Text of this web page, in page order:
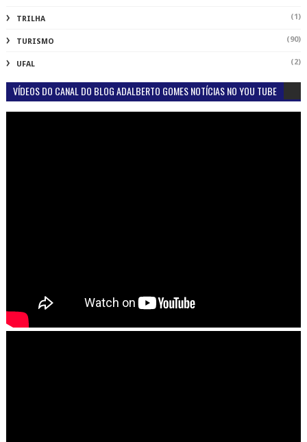
TRILHA (1)
TURISMO (90)
UFAL (2)
VÍDEOS DO CANAL DO BLOG ADALBERTO GOMES NOTÍCIAS NO YOU TUBE